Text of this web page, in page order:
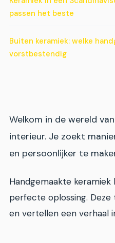
passen het beste
Buiten keramiek: welke
vorstbestendig
Welkom in de wereld
interieur. Je zoekt
en persoonlijker te
Handgemaakte
perfecte oplossing.
en vertellen een verhaal